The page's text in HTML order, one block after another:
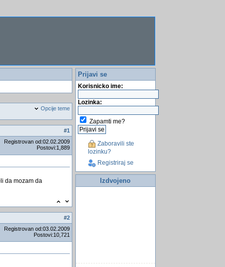
Opcije teme
#1
Registrovan od:02.02.2009
Postovi:1,889
da mozam da
#2
Registrovan od:03.02.2009
Postovi:10,721
Prijavi se
Korisnicko ime:
Lozinka:
Zapamti me?
Zaboravili ste
lozinku?
Registriraj se
Izdvojeno
Brzina pristupa internetu